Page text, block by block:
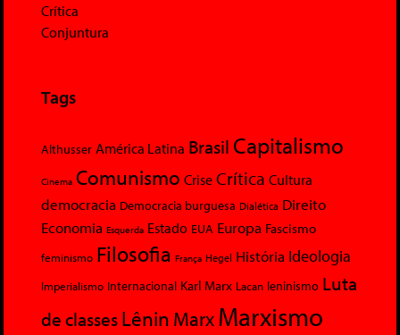
Crítica
Conjuntura
Tags
Althusser América Latina Brasil Capitalismo
Cinema Comunismo Crise Crítica Cultura
democracia Democracia burguesa Dialética Direito
Economia Esquerda Estado EUA Europa Fascismo
feminismo Filosofia França Hegel História Ideologia
Imperialismo Internacional Karl Marx Lacan leninismo Luta
de classesLênin MarxMarxismo